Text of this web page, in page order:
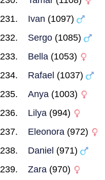
Ivan (1097)
Sergo (1085)
Bella (1053)
Rafael (1037)
Anya (1003)
Lilya (994)
Eleonora (972)
Daniel (971)
Zara (970)